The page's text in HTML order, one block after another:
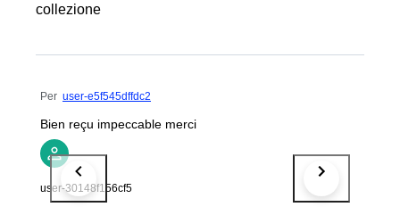
collezione
Per user-e5f545dffdc2
Bien reçu impeccable merci
user-30148f156cf5